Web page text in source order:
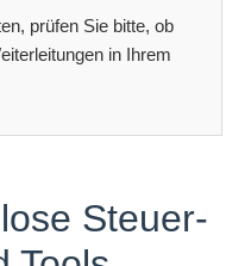
prüfen Sie bitte, ob
in Ihrem
Steuer-